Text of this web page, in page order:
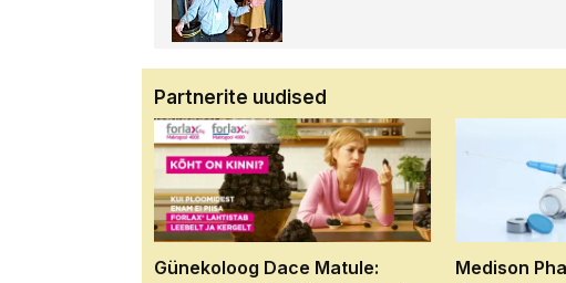
Partnerite uudised
Günekoloog Dace Matule:
Medison